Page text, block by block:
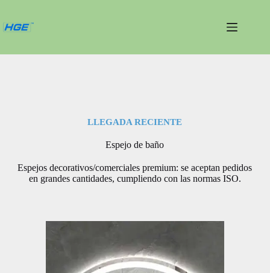
contenido
LLEGADA RECIENTE
Espejo de baño
Espejos decorativos/comerciales premium: se aceptan pedidos
en grandes cantidades, cumpliendo con las normas ISO.